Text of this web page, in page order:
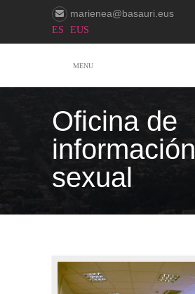
marienea@basauri.eus
ES EUS
MENU
Oficina de
información
sexual